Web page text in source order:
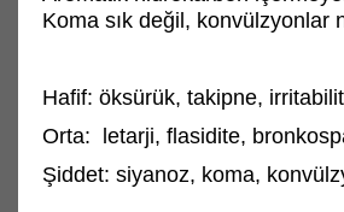
Koma sık değil, konvülzyonlar
Hafif: öksürük, takipne,
Orta: letarji, flasidite,
Şiddet: siyanoz, koma,